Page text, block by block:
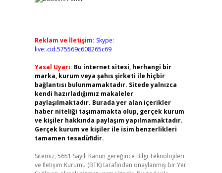
Reklam ve İletişim: Skype:
live:.cid.575569c608265c69
Yasal Uyarı: Bu internet sitesi, herhangi bir
marka, kurum veya şahıs şirketi ile hiçbir
bağlantısı bulunmamaktadır. Sitede yalnızca
kendi hazırladığımız makaleler
paylaşılmaktadır. Burada yer alan içerikler
haber niteliği taşımamakta olup, gerçek kurum
ve kişiler hakkında paylaşım yapılmamaktadır.
Gerçek kurum ve kişiler ile isim benzerlikleri
tamamen tesadüfidir.
Sitemiz, 5651 Sayılı Kanun gereğince Bilgi Teknolojileri
ve İletişim Kurumu (BTK) tarafından onaylanmış bir Yer